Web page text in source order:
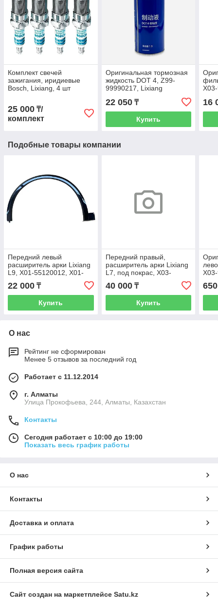
Комплект свечей
зажигания, иридиевые
Bosch, Lixiang, 4 шт
25 000 ₸/
комплект
Оригинальная тормозная
жидкость DOT 4, Z99-
99990217, Lixiang
22 050₸
Купить
16
Подобные товары компании
Передний левый
расширитель арки Lixiang
L9, X01-55120012, X01-
55120011
22 000 ₸
Купить
Передний правый,
расширитель арки Lixiang
L7, под покрас, X03-
55120016, X03-55120015
40 000₸
Купить
О нас
Рейтинг не сформирован
Менее 5 отзывов за последний год
Работает с 11.12.2014
г. Алматы
​Улица Прокофьева, 244, Алматы, Казахстан
Контакты
Сегодня работает с 10:00 до 19:00
Показать весь график работы
О нас
Контакты
Доставка и оплата
График работы
Полная версия сайта
Сайт создан на маркетплейсе Satu.kz